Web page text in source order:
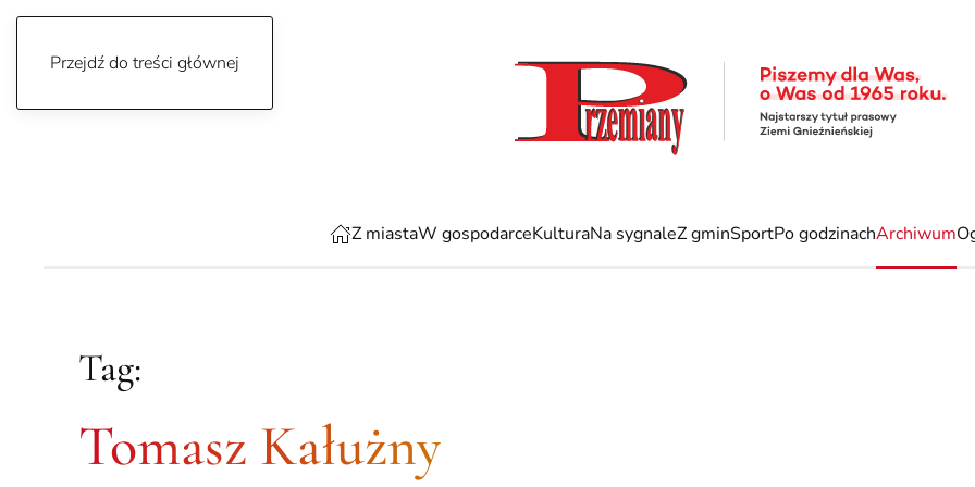
Przejdź do treści głównej
Z miastaW gospodarceKulturaNa sygnaleZ gminSportPo godzinachArchiwum
Tag:
Tomasz Kałużny